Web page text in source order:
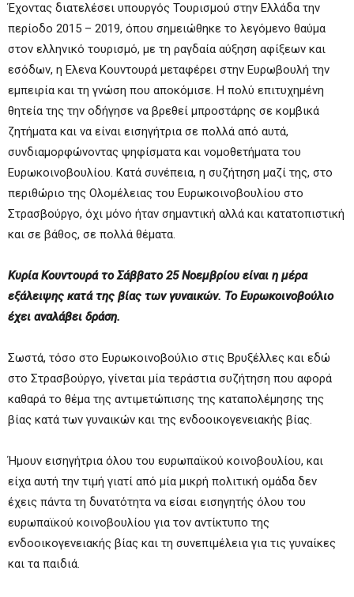
Έχοντας διατελέσει υπουργός Τουρισμού στην Ελλάδα την
περίοδο 2015 – 2019, όπου σημειώθηκε το λεγόμενο θαύμα
στον ελληνικό τουρισμό, με τη ραγδαία αύξηση αφίξεων και
εσόδων, η Ελενα Κουντουρά μεταφέρει στην Ευρωβουλή την
εμπειρία και τη γνώση που αποκόμισε. Η πολύ επιτυχημένη
θητεία της την οδήγησε να βρεθεί μπροστάρης σε κομβικά
ζητήματα και να είναι εισηγήτρια σε πολλά από αυτά,
συνδιαμορφώνοντας ψηφίσματα και νομοθετήματα του
Ευρωκοινοβουλίου. Κατά συνέπεια, η συζήτηση μαζί της, στο
περιθώριο της Ολομέλειας του Ευρωκοινοβουλίου στο
Στρασβούργο, όχι μόνο ήταν σημαντική αλλά και κατατοπιστική
και σε βάθος, σε πολλά θέματα.
Κυρία Κουντουρά το Σάββατο 25 Νοεμβρίου είναι η μέρα
εξάλειψης κατά της βίας των γυναικών. Το Ευρωκοινοβούλιο
έχει αναλάβει δράση.
Σωστά, τόσο στο Ευρωκοινοβούλιο στις Βρυξέλλες και εδώ
στο Στρασβούργο, γίνεται μία τεράστια συζήτηση που αφορά
καθαρά το θέμα της αντιμετώπισης της καταπολέμησης της
βίας κατά των γυναικών και της ενδοοικογενειακής βίας.
Ήμουν εισηγήτρια όλου του ευρωπαϊκού κοινοβουλίου, και
είχα αυτή την τιμή γιατί από μία μικρή πολιτική ομάδα δεν
έχεις πάντα τη δυνατότητα να είσαι εισηγητής όλου του
ευρωπαϊκού κοινοβουλίου για τον αντίκτυπο της
ενδοοικογενειακής βίας και τη συνεπιμέλεια για τις γυναίκες
και τα παιδιά.